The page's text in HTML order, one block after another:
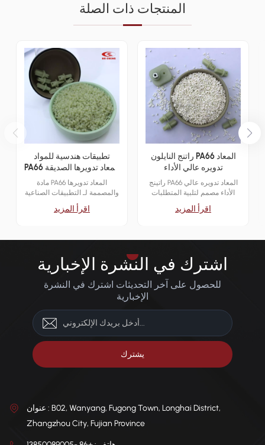
المنتجات ذات الصلة
تطبيقات هندسية للمواد
PA66 المعاد تدويرها الصديقة
للبيئة
مادة PA66 المعاد تدويرها
والمصممة لـ التطبيقات الصناعية
الصديقة للبيئة. إنه يوفر موثوقًا
القوة الميكانيكية بينما تقليل الأثر
اقرأ المزيد
راتنج النايلون PA66 المعاد
تدويره عالي الأداء
راتينج PA66 المعاد تدويره عالي
الأداء مصمم لتلبية المتطلبات
المتطلبات الميكانيكية والحرارية
اقرأ المزيد
اشترك في النشرة الإخبارية
للحصول على آخر التحديثات اشترك في النشرة
الإخبارية
عنوان : B02, Wanyang, Fugong Town, Longhai District,
Zhangzhou City, Fujian Province